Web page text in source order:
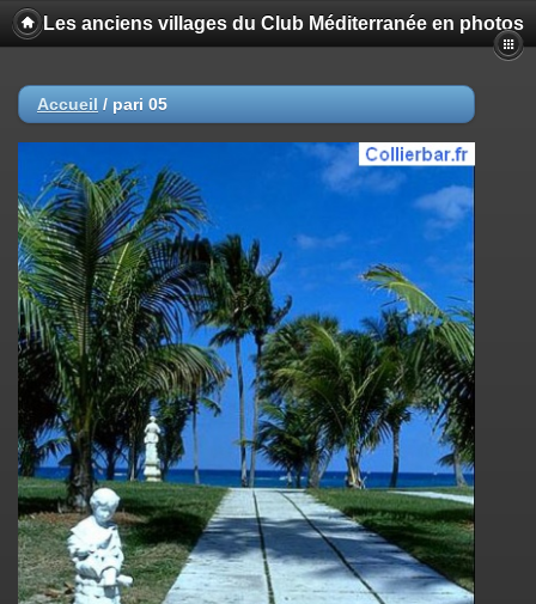
Les anciens villages du Club Méditerranée en photos
Accueil / pari 05